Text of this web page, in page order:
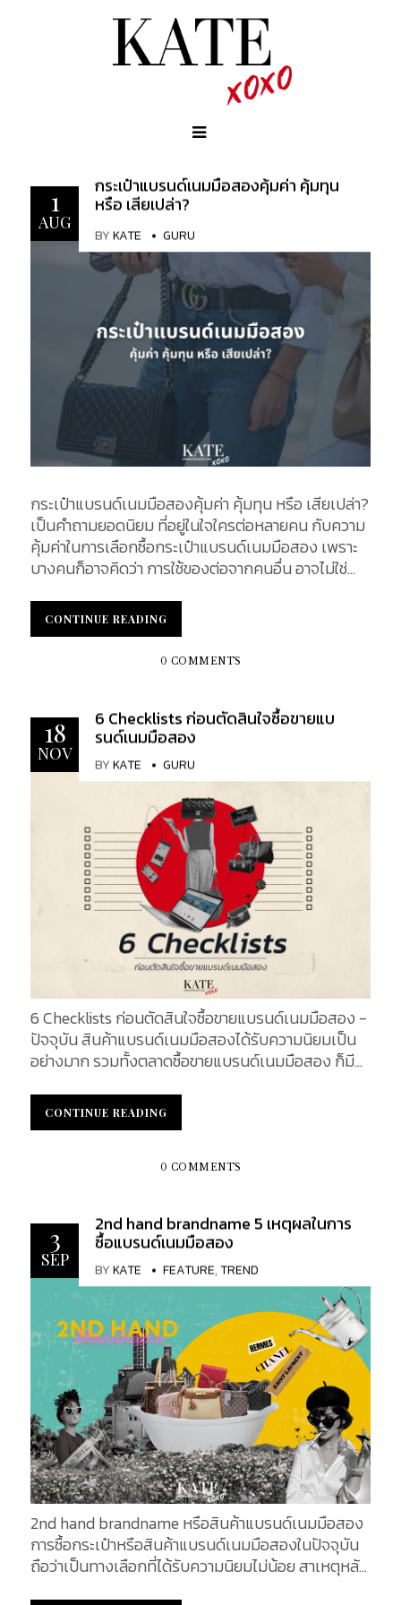
1
AUG
กระเป๋าแบรนด์เนมมือสองคุ้มค่า คุ้มทุน
หรือ เสียเปล่า?
BYKATE GURU
กระเป๋าแบรนด์เนมมือสองคุ้มค่า คุ้มทุน หรือ เสียเปล่า?
เป็นคำถามยอดนิยม ที่อยู่ในใจใครต่อหลายคน กับความ
คุ้มค่าในการเลือกซื้อกระเป๋าแบรนด์เนมมือสอง เพราะ
บางคนก็อาจคิดว่า การใช้ของต่อจากคนอื่น อาจไม่ใช่
การเป็นเจ้าของสินค้ามือสอง เป็นการช่วยประหยัดค่าใช้
จ่าย KATEXOXO ในฐานะของคนที่รักแฟชั่นและสินค้า
หรูหรา เราจะมาวิเคราะห์ข้อดีข้อเสีย ของการซื้อสินค้า
สองคุ้มค่าหรือไม่? หนึ่งในข้อดีที่สามารถเห็นได้อย่าง
เด่นชัด ในการเลือกเป็นเจ้าของกระเป๋าแบรนด์เนมมือ
สอง นั่นก็คือ การประหยัดต้นทุน คุณอาจพบเจอ
กระเป๋าแบรนด์เนมรุ่นยอดนิยม ในสภาพนางฟ้า ใน
แพลตฟอร์มหรือร้านค้าซื้อขายแบรนด์เนมมือสอง ใน
ราคาที่ถูกกว่าราคามือหนึ่งอย่างมาก ซึ่งข้อนี้เป็นเรื่อง
หลักสำหรับกลุ่มลูกค้า ที่ต้องการเป็นเจ้าของกระเป๋าแบ
รนด์เนมสุดหรู แต่มีข้อจำกัดเรื่องงบประมาณ กระเป๋า
แบรนด์เนมมือสอง อย่างไรก็ตาม สิ่งสำคัญคือต้อง
ค้นคว้าและตรวจสอบให้แน่ใจว่ากระเป๋าที่คุณหมายตา
อยากเป็นเจ้าของนั้น เป็นของแท้หรือของละเมิดลิขสิทธิ์
ซึ่งกำลังระบาดอย่างหนักในตลาดซื้อขายแบรนด์เนมมือ
สอง อีกทั้งยังเป็นเรื่องยาก ในการแยกแยะของแท้และ
ของปลอม หากคุณไม่มีความเชี่ยวชาญเพียงพอ
เนื่องจากสินค้าละเมิดลิขสิทธิ์ในปัจจุบัน ได้มีการพัฒนา
และเลือกใช้วัสดุที่มีคุณภาพมากขึ้น จนเกือบเทียบแท้
และไม่สามารถแยกออกได้ หากไม่ได้รับการตรวจตราที่
Designer Bags/ ทำความเข้าใจกระเป๋าแบรนด์เนมมือ
สอง เสน่ห์ของกระเป๋าแบรนด์เนม ไม่ใช่เพียงแค่สไตล์
ประวัติศาสตร์ความเป็นมา ที่มาของกระเป๋าแบรนด์เน
กระเป๋าเหล่านั้นทั้งสิ้น อีกทั้งยังเป็นเครื่องบ่งบอก
รสนิยม เป็นตัวเสริมบุคลิก และแสดงออกถึงสถานะ
ทางสังคมของผู้เป็นเจ้าของได้เป็นอย่างดี กระเป๋าแบ
รนด์เนมมีเสน่ห์ในตัวของมัน แต่ใช่ว่า จะสามารถเป็น
เจ้าของมันจากร้านบูทีคใหม่ ๆ สด ๆ ได้ทุกคน กระเป๋า
แบรนด์เนมมือสองหรือที่เรียกว่ากระเป๋ามือสอง เป็นก
ระเป๋าที่มีเจ้าของมาก่อนหรือผ่านการใช้งานมาแล้วพอ
สมควร โดยจำหน่ายในราคาที่ต่ำกว่ามูลค่าราคาขายในร้า
นบูทีค หรือราคาสินค้ามือหนึ่ง ทำให้เป็นตัวเลือกที่เหมาะ
สมยิ่งขึ้นสำหรับผู้ที่ต้องการเป็นเจ้าของกระเป๋าแบ
รนด์เนมสักใบ แต่มีงบหรือต้นทุนที่จำกัด เมื่อพูดถึง
การซื้อกระเป๋าแบรนด์เนมมือสอง มีหลายสิ่งที่ต้อง
คำนึงถึง ประการแรก สิ่งสำคัญคือต้องค้นคว้าและ
ตรวจสอบให้แน่ใจว่ากระเป๋าที่คุณซื้อนั้นเป็นของแท้ มี
กระเป๋าปลอมแปลงมากมายในท้องตลาด และอาจเป็น
เรื่องยากที่จะแยกแยะความแตกต่างระหว่างกระเป๋า
ปลอมกับกระเป๋าของแท้หากคุณไม่มีความเชี่ยวชาญ
เพียงพอ มองหาสัญลักษณ์ที่แสดงถึงของแท้ เช่น การ
CONTINUE READING
CONTINUE READING
0 COMMENTS
18
NOV
6 Checklists ก่อนตัดสินใจซื้อขายแบ
รนด์เนมมือสอง
BYKATE GURU
6 Checklists ก่อนตัดสินใจซื้อขายแบรนด์เนมมือสอง -
ปัจจุบัน สินค้าแบรนด์เนมมือสองได้รับความนิยมเป็น
อย่างมาก รวมทั้งตลาดซื้อขายแบรนด์เนมมือสอง ก็มี
ด้วยความทันสมัยของเทคโนโลยีที่ได้รับการพัฒนา
ความสะดวก รวดเร็วและสามารถสื่อสารโดยตรงกับผู้
เพียงปลายนิ้วสัมผัส จากเดิมที่ต้องลำบากค้นหาที่ตั้ง
โหว่ให้เหล่ามิจฉาชีพหัวใส ฉวยโอกาสสวมรอยทำธุรกิจ
ซื้อขายสินค้าละเมิดลิขสิทธิ์ ในราคาเทียบเท่าของแท้ ซึ่ง
ไม่ว่าจะเป็นใคร ก็สามารถตกเป็นเหยื่อของบรรดาเหล่า
มิจฉาชีพเหล่านี้ได้ทั้งนั้น วันนี้ KATEXOXO มีเคล็ดลับ
มาแนะนำ สำหรับมือใหม่ ที่เพิ่งเริ่มเข้าสู่วงการสินค้าแบ
รนด์เนมมือสอง ถึงวิธีรับมือ ลดความเสี่ยงก่อนเริ่มการ
ซื้อขาย และป้องกันตัวจากการตกเป็นเหยื่อของมิจฉาชีพ
1. ใบรับรอง/ใบเสร็จ และการรับประกัน สินค้าแบ
รนด์เนมจากแบรนด์ดังหลายแบรนด์ จะมีใบรับประกัน
หรือใบรับรองความเป็นของแท้ (Authenticity Card)
มาพร้อมกับตัวสินค้าด้วยเสมอ โดยอาจมาในรูปแบบ
ของการ์ด สมุดเป็นเล่ม หรือใบเสร็จ ในการซื้อขายสินค้า
เหล่านี้ทุกครั้ง อย่าลืมถามหาเอกสารเหล่านี้ ใบรับรอง
ความเป็นของแท้ เป็นข้อพิสูจน์ข้อแรก ที่ใช้พิจารณา
ความเป็นของแท้หรือของปลอม รวมถึงเป็นสิ่งที่เพิ่ม
มูลค่าให้กับสินค้า เมื่อต้องการทำการซื้อขายต่อไป แต่ใน
ปัจจุบัน สินค้าลอกเลียนแบบ ก็ตระหนักถึงจุดสังเกต
ข้อนี้ ซึ่งอาจพบใบรับรองเหล่านี้ ในสินค้าละเมิดลิขสิทธิ์
CONTINUE READING
CONTINUE READING
0 COMMENTS
3
SEP
2nd hand brandname 5 เหตุผลในการ
ซื้อแบรนด์เนมมือสอง
BYKATE FEATURE, TREND
2nd hand brandname หรือสินค้าแบรนด์เนมมือสอง
การซื้อกระเป๋าหรือสินค้าแบรนด์เนมมือสองในปัจจุบัน
ถือว่าเป็นทางเลือกที่ได้รับความนิยมไม่น้อย สาเหตุหลัก